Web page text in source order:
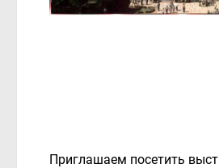
Приглашаем посетить